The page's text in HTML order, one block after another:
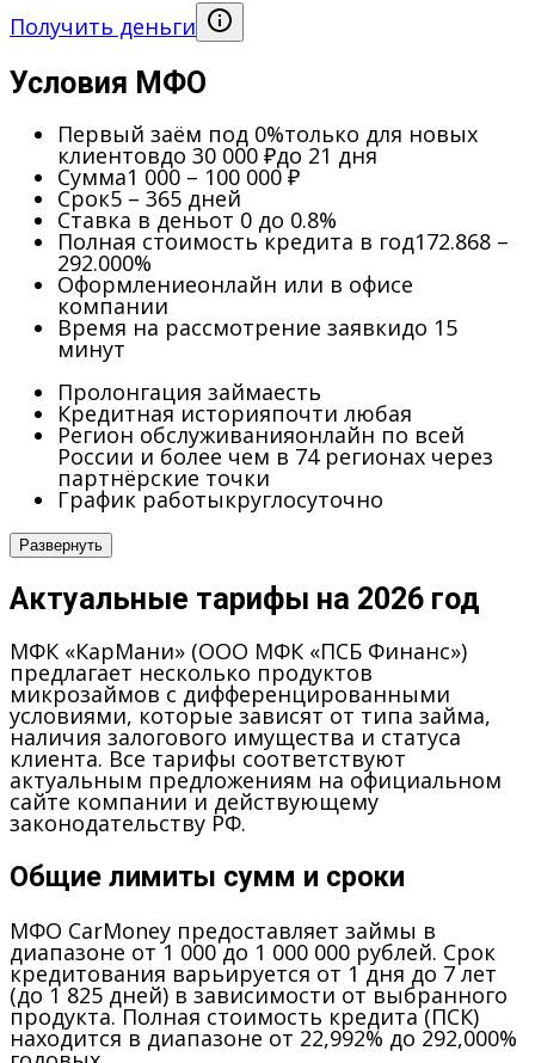
Получить деньги
Условия МФО
Первый заём под 0%только для новых
клиентовдо 30 000 ₽до 21 дня
Сумма1 000 – 100 000 ₽
Срок5 – 365 дней
Ставка в деньот 0 до 0.8%
Полная стоимость кредита в год172.868 –
292.000%
Оформлениеонлайн или в офисе
компании
Время на рассмотрение заявкидо 15
минут
Пролонгация займаесть
Кредитная историяпочти любая
Регион обслуживанияонлайн по всей
России и более чем в 74 регионах через
партнёрские точки
График работыкруглосуточно
Развернуть
Актуальные тарифы на 2026 год
МФК «КарМани» (ООО МФК «ПСБ Финанс»)
предлагает несколько продуктов
микрозаймов с дифференцированными
условиями, которые зависят от типа займа,
наличия залогового имущества и статуса
клиента. Все тарифы соответствуют
актуальным предложениям на официальном
сайте компании и действующему
законодательству РФ.
Общие лимиты сумм и сроки
МФО CarMoney предоставляет займы в
диапазоне от 1 000 до 1 000 000 рублей. Срок
кредитования варьируется от 1 дня до 7 лет
(до 1 825 дней) в зависимости от выбранного
продукта. Полная стоимость кредита (ПСК)
находится в диапазоне от 22,992% до 292,000%